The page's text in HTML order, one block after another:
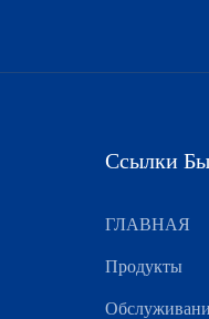
Ссылки
ГЛАВНАЯ
Продукты